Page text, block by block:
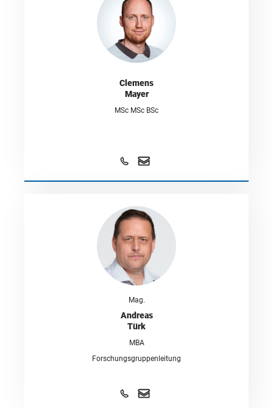
Clemens
Mayer
MSc MSc BSc
Mag.
Andreas
Türk
MBA
Forschungsgruppenleitung